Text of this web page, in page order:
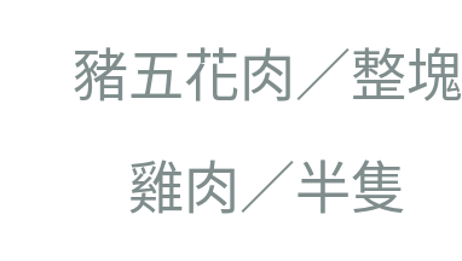
豬五花肉／整塊
雞肉／半隻